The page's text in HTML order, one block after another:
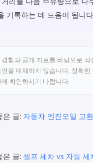
기록하는 데 도움이 됩니
험과 공개 자료를 바탕으로 작
언을 대체하지 않습니다. 정확
확인하시기 바랍니다.
글: 자동차 엔진오일 교
글: 셀프 세차 vs 자동 세